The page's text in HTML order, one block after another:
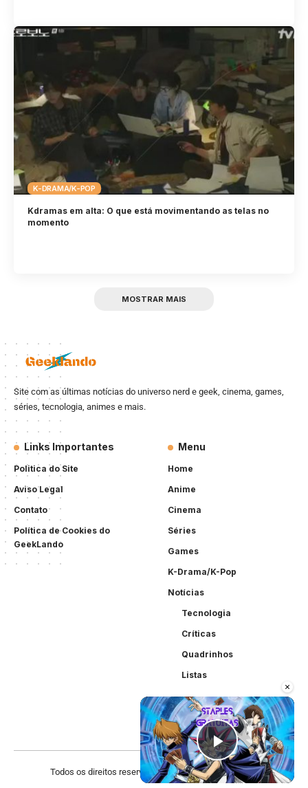
×
Play
K-DRAMA/K-POP
Kdramas em alta: O que está movimentando as telas no
momento
MOSTRAR MAIS
Site com as últimas notícias do universo nerd e geek, cinema, games,
séries, tecnologia, animes e mais.
Links Importantes
Politica do Site
Aviso Legal
Contato
Política de Cookies do
GeekLando
Menu
Home
Anime
Cinema
Séries
Games
K-Drama/K-Pop
Notícias
Tecnologia
Críticas
Quadrinhos
Listas
Todos os direitos reservados. Criado porAcewebsites